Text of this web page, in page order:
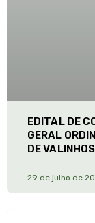
EDITAL DE
GERAL
DE VALINHOS
29 de julho de